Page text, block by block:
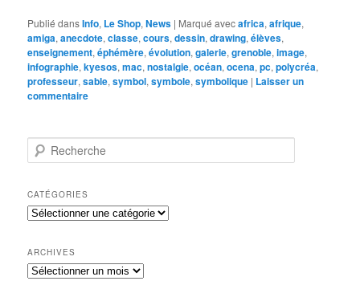
Publié dansInfo, Le Shop,News | Marqué avecafrica,afrique,
amiga,anecdote,classe,cours,dessin,drawing,élèves,
enseignement,éphémère,évolution,galerie,grenoble,image,
infographie,kyesos,mac,nostalgie,océan,ocena,pc,polycréa,
professeur,sable,symbol,symbole,symbolique | Laisser un
commentaire
e
h
e
r
h
e
CATÉGORIES
Catégories
ARCHIVES
Archives